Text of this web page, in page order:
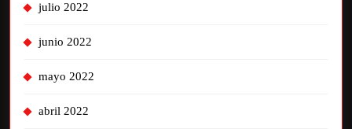
julio 2022
junio 2022
mayo 2022
abril 2022